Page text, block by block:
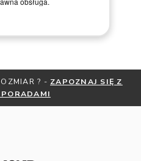
przez zakup pierścionka online.
SIĘ Z
OTRZYMAJ